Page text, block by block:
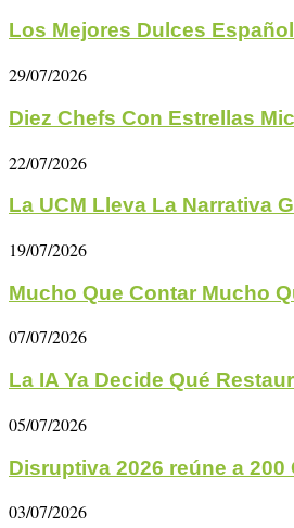
Los Mejores Dulces
29/07/2026
Diez Chefs Con Estrellas
22/07/2026
La UCM Lleva La Narrativa
19/07/2026
Mucho Que Contar Mucho
07/07/2026
La IA Ya Decide Qué
05/07/2026
Disruptiva 2026 reúne a 200
03/07/2026